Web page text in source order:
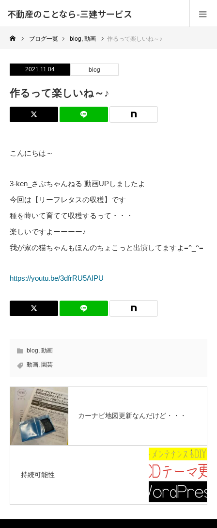
不動産のことなら-三建サービス
ブログ一覧 blog, 動画 作るって楽しいね～♪
2021.11.04 blog
作るって楽しいね～♪
こんにちは～
3-ken_さぶちゃんねる 動画UPしましたよ
今回は【リーフレタスの収穫】です
種を蒔いて育てて収穫するって・・・
楽しいですよーーーー♪
我が家の猫ちゃんもほんのちょこっと出演してますよ=^_^=
https://youtu.be/3dfrRU5AIPU
blog, 動画
動画, 園芸
カーナビ地図更新なんだけど・・・
持続可能性